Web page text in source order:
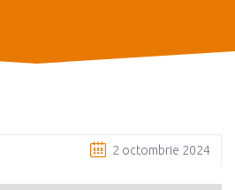
2 octombrie 2024